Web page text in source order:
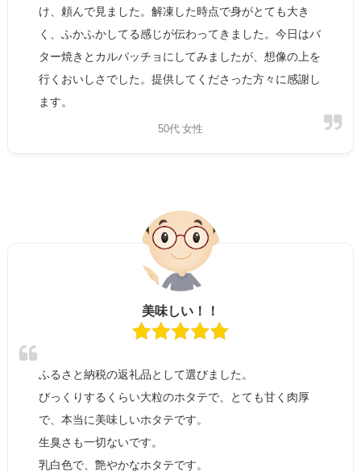
け、頼んで見ました。解凍した時点で身がとても大き
く、ふかふかしてる感じが伝わってきました。今日はバ
ター焼きとカルパッチョにしてみましたが、想像の上を
行くおいしさでした。提供してくださった方々に感謝し
ます。
50代 女性
美味しい！！
ふるさと納税の返礼品として選びました。
びっくりするくらい大粒のホタテで、とても甘く肉厚
で、本当に美味しいホタテです。
生臭さも一切ないです。
乳白色で、艶やかなホタテです。